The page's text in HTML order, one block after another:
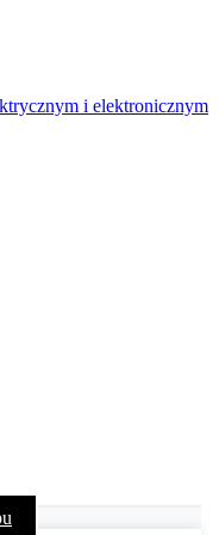
i elektronicznym